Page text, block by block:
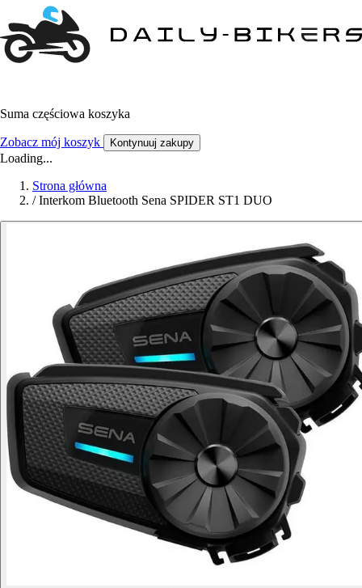
Suma częściowa koszyka
Zobacz mój koszyk Kontynuuj zakupy
Loading...
Strona główna
/ Interkom Bluetooth Sena SPIDER ST1 DUO